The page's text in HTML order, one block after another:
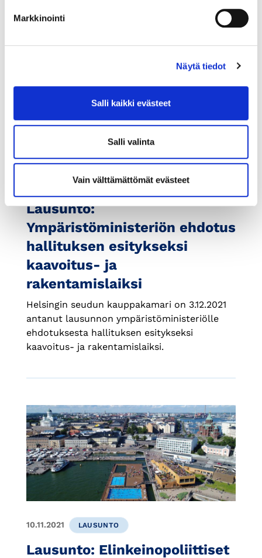
Markkinointi
Näytä tiedot
Salli kaikki evästeet
Salli valinta
Vain välttämättömät evästeet
LAUSUNTO
Lausunto:
Ympäristöministeriön ehdotus
hallituksen esitykseksi
kaavoitus- ja
rakentamislaiksi
Helsingin seudun kauppakamari on 3.12.2021
antanut lausunnon ympäristöministeriölle
ehdotuksesta hallituksen esitykseksi
kaavoitus- ja rakentamislaiksi.
10.11.2021 LAUSUNTO
Lausunto: Elinkeinopoliittiset